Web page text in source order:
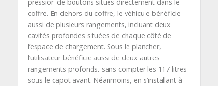
pression de boutons situés directement dans le
coffre. En dehors du coffre, le véhicule bénéficie
aussi de plusieurs rangements, incluant deux
cavités profondes situées de chaque côté de
l’espace de chargement. Sous le plancher,
l’utilisateur bénéficie aussi de deux autres
rangements profonds, sans compter les 117 litres
sous le capot avant. Néanmoins, en s’installant à